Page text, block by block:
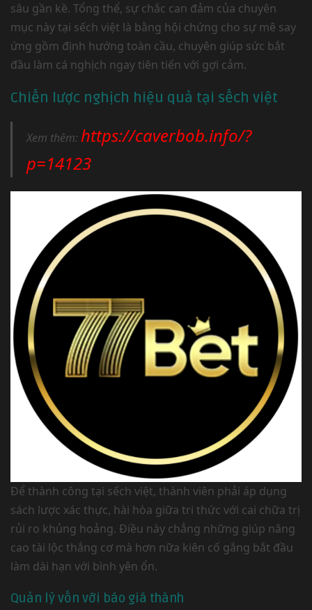
sâu gần kề. Tổng thể, sự chắc can đảm của chuyên
mục này tại sếch việt là bằng hội chứng cho sự mê say
ứng gồm định hướng toàn cầu, chuyên giúp sức bắt
đầu làm cá nghịch ngay tiên tiến với gợi cảm.
Chiến lược nghịch hiệu quả tại sếch việt
Xem thêm: https://caverbob.info/?
p=14123
Để thành công tại sếch việt, thành viên phải áp dụng
sách lược xác thực, hài hòa giữa tri thức với cai chữa trị
rủi ro khủng hoảng. Điều này chẳng những giúp nâng
cao tài lộc thắng cơ mà hơn nữa kiên cố gắng bắt đầu
làm dài hạn với bình yên ổn.
Quản lý vốn với báo giá thành